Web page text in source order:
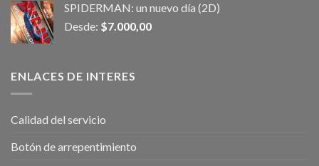
SPIDERMAN: un nuevo día (2D)
Desde: $7.000,00
ENLACES DE INTERES
Calidad del servicio
Botón de arrepentimiento